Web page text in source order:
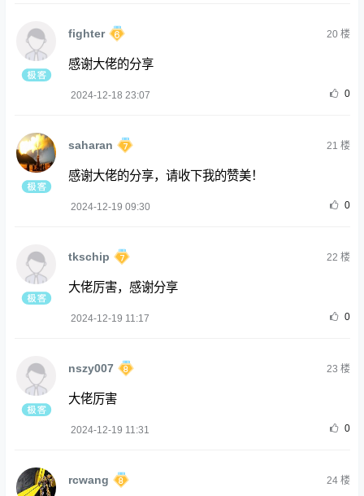
fighter 20楼
感谢大佬的分享
2024-12-18 23:07 0
saharan 21 楼
感谢大佬的分享，请收下我的赞美！
2024-12-19 09:30 0
tkschip 22 楼
大佬厉害，感谢分享
2024-12-19 11:17 0
nszy007 23 楼
大佬厉害
2024-12-19 11:31 0
rcwang 24楼